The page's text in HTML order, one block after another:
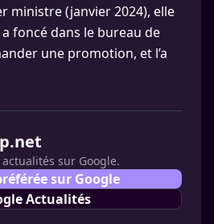
ministre (janvier 2024), elle
foncé dans le bureau de
une promotion, et l’a
sur Google.
sur Google
Actualités